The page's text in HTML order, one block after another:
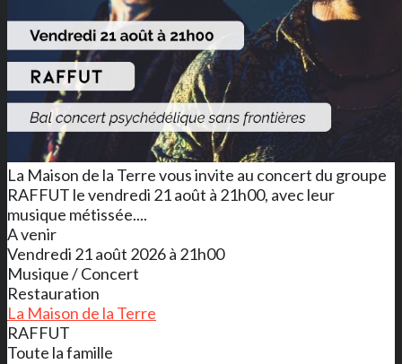
La Maison de la Terre vous invite au concert du groupe
RAFFUT le vendredi 21 août à 21h00, avec leur
musique métissée....
A venir
Vendredi 21 août 2026 à 21h00
Musique / Concert
Restauration
La Maison de la Terre
RAFFUT
Toute la famille